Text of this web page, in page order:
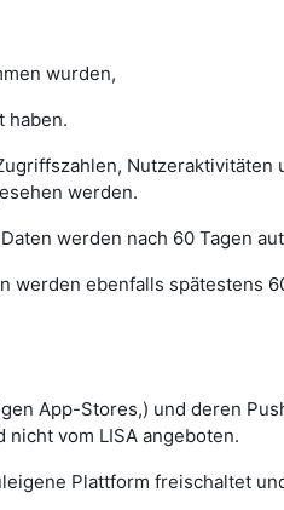
wurden,
werden.
werden nach 60 Tagen
ebenfalls spätestens
App-Stores,) und deren
vom LISA angeboten.
Plattform freischaltet